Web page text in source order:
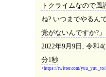
トクライムなので
ね? いつまでやるん
覚がないんですか?
2022年9月9日, 令和
分1秒
https://twitter.com/yuu_yuu_to/